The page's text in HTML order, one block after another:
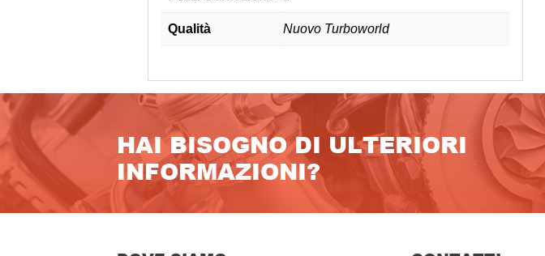
Qualità Nuovo Turboworld
HAI BISOGNO DI ULTERIORI
INFORMAZIONI?